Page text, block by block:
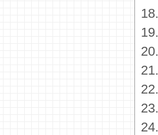
18.
19.
20.
21.
22.
23.
24.